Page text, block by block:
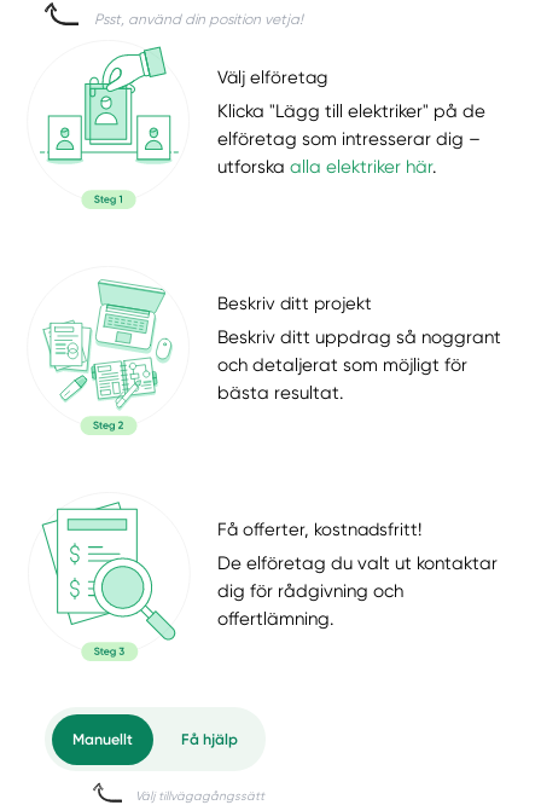
Psst, använd din position vetja!
Välj elföretag
Klicka "Lägg till elektriker" på de
elföretag som intresserar dig –
utforskaalla elektriker här.
Beskriv ditt projekt
Beskriv ditt uppdrag så noggrant
och detaljerat som möjligt för
bästa resultat.
Få offerter, kostnadsfritt!
De elföretag du valt ut kontaktar
dig för rådgivning och
offertlämning.